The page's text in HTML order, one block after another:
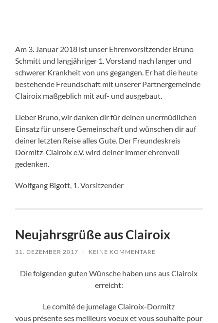
Am 3. Januar 2018 ist unser Ehrenvorsitzender Bruno
Schmitt und langjähriger 1. Vorstand nach langer und
schwerer Krankheit von uns gegangen. Er hat die heute
bestehende Freundschaft mit unserer Partnergemeinde
Clairoix maßgeblich mit auf- und ausgebaut.
Lieber Bruno, wir danken dir für deinen unermüdlichen
Einsatz für unsere Gemeinschaft und wünschen dir auf
deiner letzten Reise alles Gute. Der Freundeskreis
Dormitz-Clairoix e.V. wird deiner immer ehrenvoll
gedenken.
Wolfgang Bigott, 1. Vorsitzender
Neujahrsgrüße aus Clairoix
31. DEZEMBER 2017 / KEINE KOMMENTARE
Die folgenden guten Wünsche haben uns aus Clairoix
erreicht:
Le comité de jumelage Clairoix-Dormitz
vous présente ses meilleurs voeux et vous souhaite pour